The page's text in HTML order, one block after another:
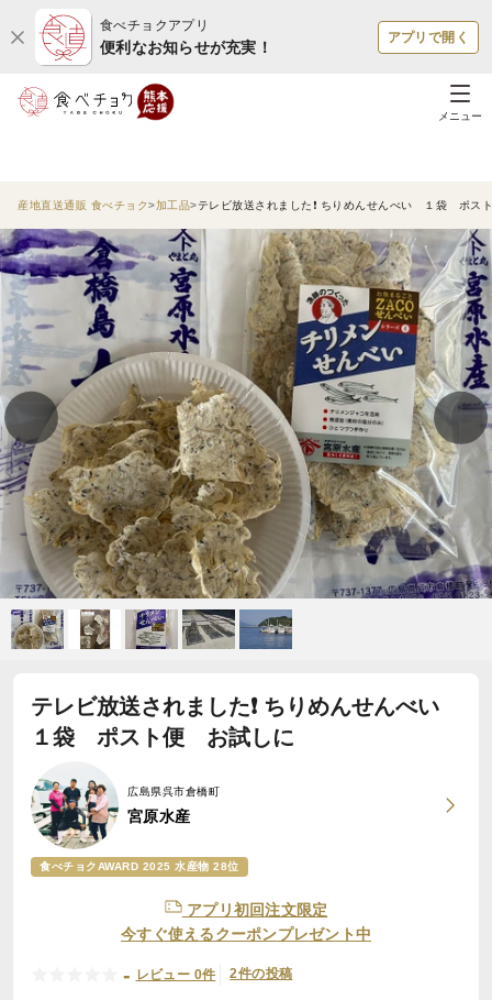
食べチョクアプリ
便利なお知らせが充実！
アプリで開く
メニュー
産地直送通販 食べチョク 加工品 テレビ放送されました❗ ちりめんせんべい １袋 ポス
テレビ放送されました❗ ちりめんせんべい
１袋 ポスト便 お試しに
広島県呉市倉橋町
宮原水産
食べチョクAWARD 2025 水産物 28位
アプリ初回注文限定
今すぐ使えるクーポンプレゼント中
- レビュー 0件 2件の投稿